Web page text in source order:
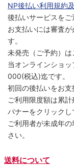
NP後払い利用規約
後払いサービスをご
お支払いには審査
す。
未発売（ご予約）は
当オンラインショ
000(税込)迄です。
初回の後払いをお
ご利用限度額は累
バナーをクリックし
ご利用者が未成年
さい。
送料について